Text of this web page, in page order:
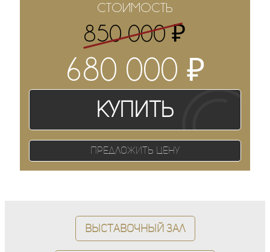
СТОИМОСТЬ
850 000₽
680 000 ₽
Купить
Предложить цену
Выставочный зал